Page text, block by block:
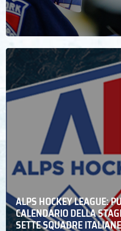
ALPS HOCKEY LEAGUE:
CALENDARIO DELLA
SETTE SQUADRE